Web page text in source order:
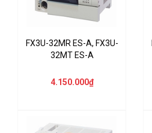
FX3U-32MR ES-A, FX3U-
32MT ES-A
4.150.000₫